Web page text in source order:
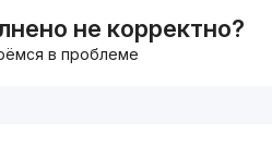
не корректно?
в проблеме